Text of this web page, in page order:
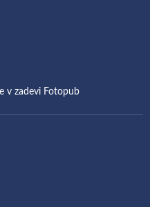
v zadevi Fotopub